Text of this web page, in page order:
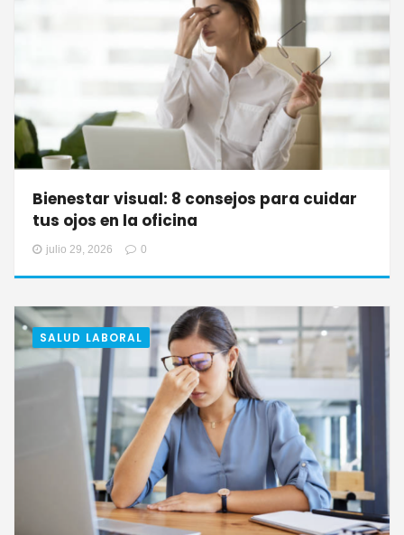
Bienestar visual: 8 consejos para cuidar
tus ojos en la oficina
julio 29, 2026 0
SALUD LABORAL